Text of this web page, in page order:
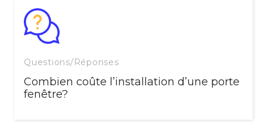
Questions/Réponses
Combien coûte l’installation d’une porte
fenêtre?